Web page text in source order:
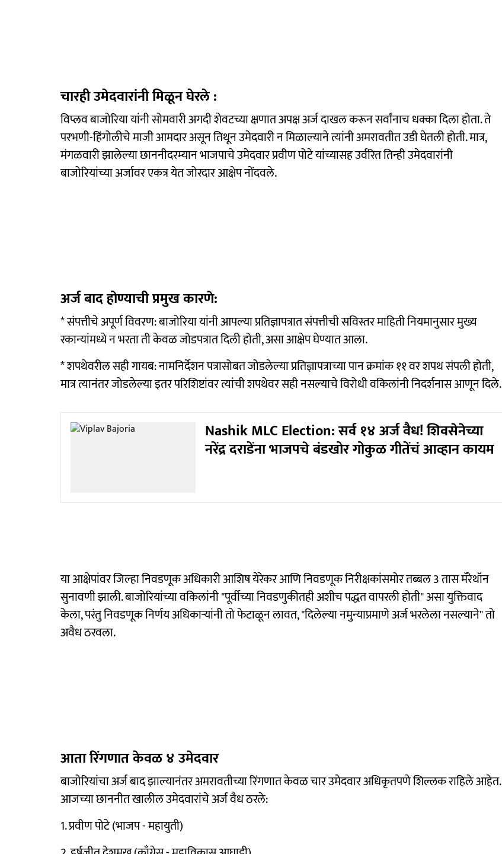
चारही उमेदवारांनी मिळून घेरले :
विप्लव बाजोरिया यांनी सोमवारी अगदी शेवटच्या क्षणात अपक्ष अर्ज दाखल करून सर्वांनाच धक्का दिला होता. ते
परभणी-हिंगोलीचे माजी आमदार असून तिथून उमेदवारी न मिळाल्याने त्यांनी अमरावतीत उडी घेतली होती. मात्र,
मंगळवारी झालेल्या छाननीदरम्यान भाजपाचे उमेदवार प्रवीण पोटे यांच्यासह उर्वरित तिन्ही उमेदवारांनी
बाजोरियांच्या अर्जावर एकत्र येत जोरदार आक्षेप नोंदवले.
अर्ज बाद होण्याची प्रमुख कारणे:
* संपत्तीचे अपूर्ण विवरण: बाजोरिया यांनी आपल्या प्रतिज्ञापत्रात संपत्तीची सविस्तर माहिती नियमानुसार मुख्य
रकान्यांमध्ये न भरता ती केवळ जोडपत्रात दिली होती, असा आक्षेप घेण्यात आला.
* शपथेवरील सही गायब: नामनिर्देशन पत्रासोबत जोडलेल्या प्रतिज्ञापत्राच्या पान क्रमांक ११ वर शपथ संपली होती,
मात्र त्यानंतर जोडलेल्या इतर परिशिष्टांवर त्यांची शपथेवर सही नसल्याचे विरोधी वकिलांनी निदर्शनास आणून दिले.
Nashik MLC Election: सर्व १४ अर्ज वैध! शिवसेनेच्या
नरेंद्र दराडेंना भाजपचे बंडखोर गोकुळ गीतेंचं आव्हान कायम
या आक्षेपांवर जिल्हा निवडणूक अधिकारी आशिष येरेकर आणि निवडणूक निरीक्षकांसमोर तब्बल 3 तास मॅरेथॉन
सुनावणी झाली. बाजोरियांच्या वकिलांनी "पूर्वीच्या निवडणुकीतही अशीच पद्धत वापरली होती" असा युक्तिवाद
केला, परंतु निवडणूक निर्णय अधिकाऱ्यांनी तो फेटाळून लावत, "दिलेल्या नमुन्याप्रमाणे अर्ज भरलेला नसल्याने" तो
अवैध ठरवला.
आता रिंगणात केवळ ४ उमेदवार
बाजोरियांचा अर्ज बाद झाल्यानंतर अमरावतीच्या रिंगणात केवळ चार उमेदवार अधिकृतपणे शिल्लक राहिले आहेत.
आजच्या छाननीत खालील उमेदवारांचे अर्ज वैध ठरले:
1. प्रवीण पोटे (भाजप - महायुती)